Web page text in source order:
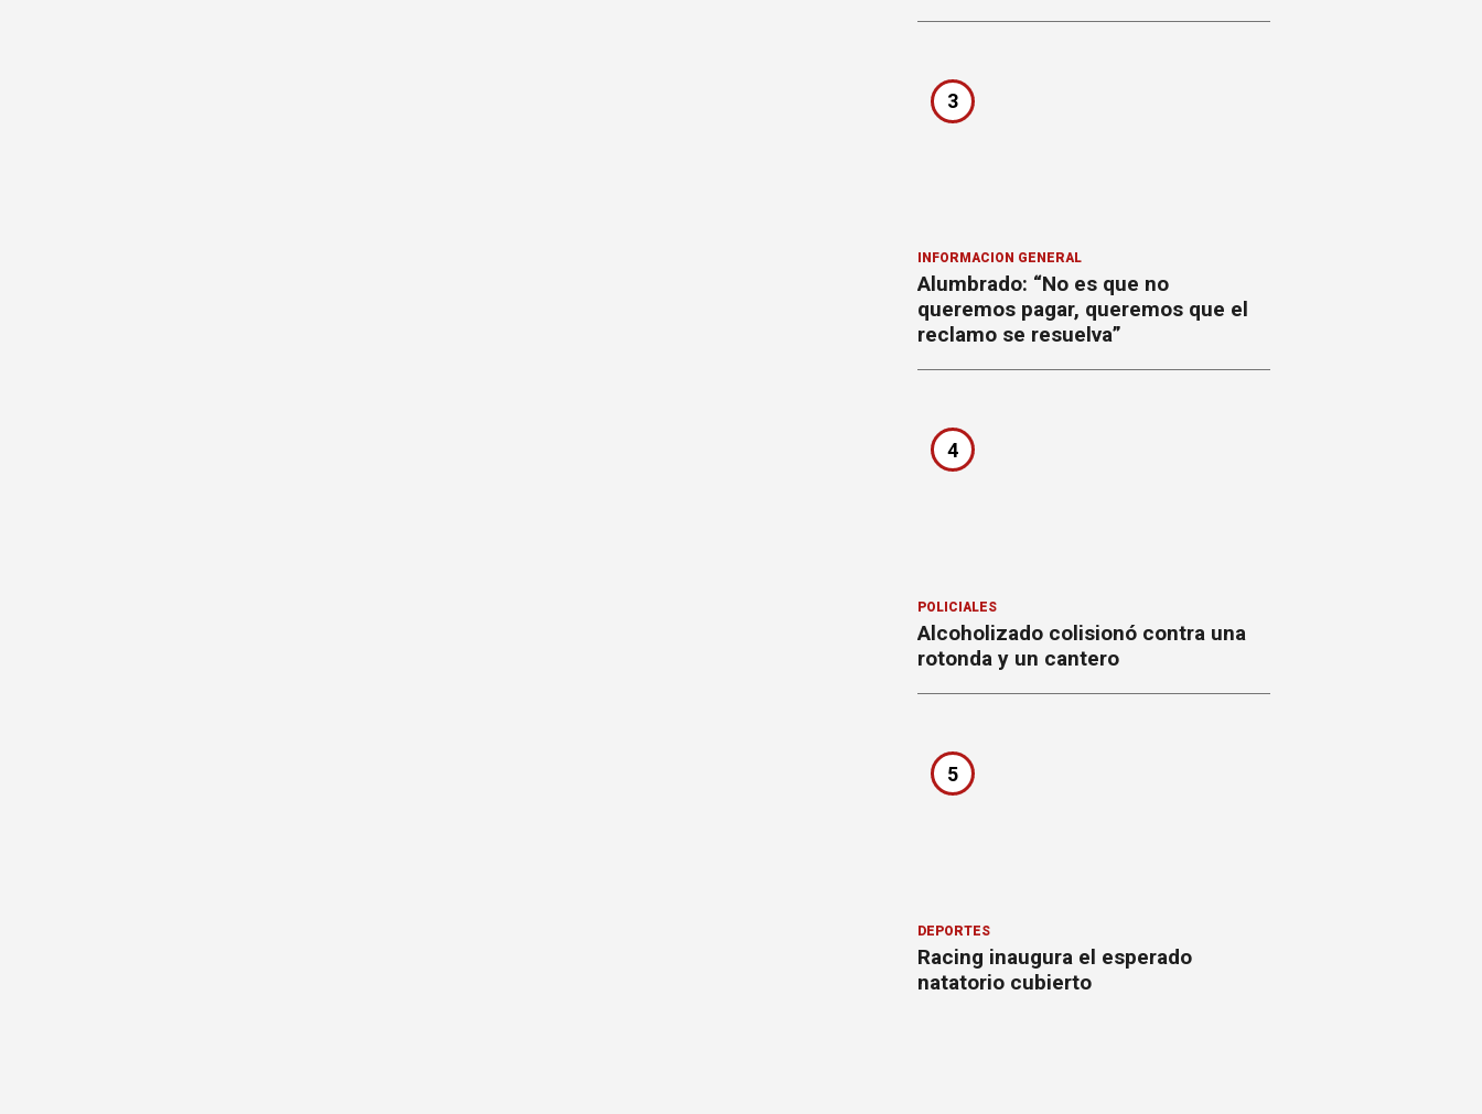
3
INFORMACION GENERAL
Alumbrado: “No es que no
queremos pagar, queremos que el
reclamo se resuelva”
4
POLICIALES
Alcoholizado colisionó contra una
rotonda y un cantero
5
DEPORTES
Racing inaugura el esperado
natatorio cubierto